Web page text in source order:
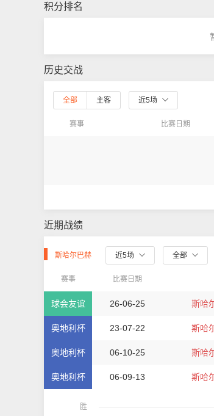
积分排名
历史交战
全部 主客 近5场
赛事 比赛日期
近期战绩
斯哈尔巴赫 近5场 全部
赛事 比赛日期
球会友谊 26-06-25 斯哈
奥地利杯 23-07-22 斯哈
奥地利杯 06-10-25 斯哈
奥地利杯 06-09-13 斯哈
胜